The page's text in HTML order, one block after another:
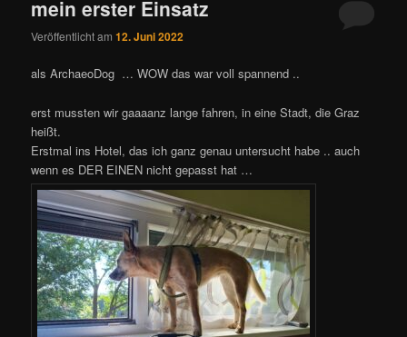
mein erster Einsatz
Veröffentlicht am12. Juni 2022
als ArchaeoDog … WOW das war voll spannend ..
erst mussten wir gaaaanz lange fahren, in eine Stadt, die Graz
heißt.
Erstmal ins Hotel, das ich ganz genau untersucht habe .. auch
wenn es DER EINEN nicht gepasst hat …